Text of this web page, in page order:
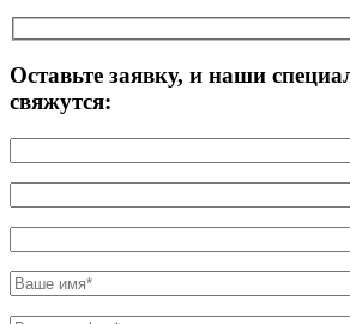
Оставьте заявку, и наши
свяжутся: